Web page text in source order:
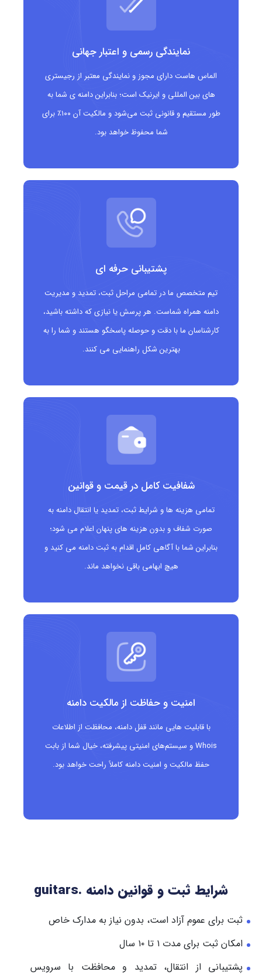
هویت کاملاً تخصصی در حوزه موسیقی و گیتار
مناسب برای فروشگاه های گیتار، اساتید، تولیدکنندگان و
نوازندگان
فرصت های عالی برای برندهای موسیقی و آموزشگاه ها
قابل استفاده برای وبلاگ های نقد گیتار، آموزش آنلاین
نام گذاری جذاب و حرفه ای: مانند buy.guitars،
جلب توجه آسان تر در بین موتورهای جست وجو به
دلیل تخصصی بودن پسوند
مناسب چه کسانی است؟
فروشندگان گیتار و تجهیزات موسیقی
اساتید و آموزشگاه های موسیقی و نوازندگی گیتار
نوازندگان و بندهای موسیقی
وب سایت های آموزشی، بلاگرها و نقد و بررسی گیتار
انجمن ها و فروم های آنلاین طرفداران گیتار
نمایندگی رسمی و اعتبار جهانی
الماس هاست دارای مجوز و نمایندگی معتبر از رجیستری
های بین المللی و ایرنیک است؛ بنابراین دامنه ی شما به
طور مستقیم و قانونی ثبت می‌شود و مالکیت آن ۱۰۰٪ برای
شما محفوظ خواهد بود.
پشتیبانی حرفه ای
تیم متخصص ما در تمامی مراحل ثبت، تمدید و مدیریت
دامنه همراه شماست. هر پرسش یا نیازی که داشته باشید،
کارشناسان ما با دقت و حوصله پاسخگو هستند و شما را به
بهترین شکل راهنمایی می کنند.
شفافیت کامل در قیمت و قوانین
تمامی هزینه ها و شرایط ثبت، تمدید یا انتقال دامنه به
صورت شفاف و بدون هزینه های پنهان اعلام می شود؛
بنابراین شما با آگاهی کامل اقدام به ثبت دامنه می کنید و
هیچ ابهامی باقی نخواهد ماند.
امنیت و حفاظت از مالکیت دامنه
با قابلیت هایی مانند قفل دامنه، محافظت از اطلاعات
Whois و سیستم‌های امنیتی پیشرفته، خیال شما از بابت
حفظ مالکیت و امنیت دامنه کاملاً راحت خواهد بود.
شرایط ثبت و قوانین دامنه .guitars
ثبت برای عموم آزاد است، بدون نیاز به مدارک خاص
امکان ثبت برای مدت ۱ تا ۱۰ سال
پشتیبانی از انتقال، تمدید و محافظت با سرویس